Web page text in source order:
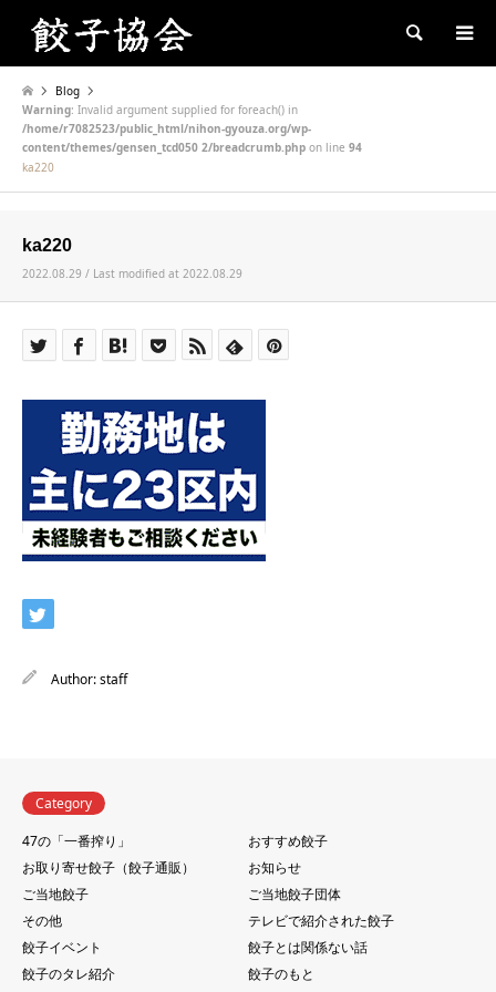
Search
Blog
Warning: Invalid argument supplied for foreach() in
/home/r7082523/public_html/nihon-gyouza.org/wp-
content/themes/gensen_tcd050 2/breadcrumb.php on line 94
ka220
ka220
2022.08.29 / Last modified at 2022.08.29
Author:staff
Category
47の「一番搾り」
おすすめ餃子
お取り寄せ餃子（餃子通販）
お知らせ
ご当地餃子
ご当地餃子団体
その他
テレビで紹介された餃子
餃子イベント
餃子とは関係ない話
餃子のタレ紹介
餃子のもと